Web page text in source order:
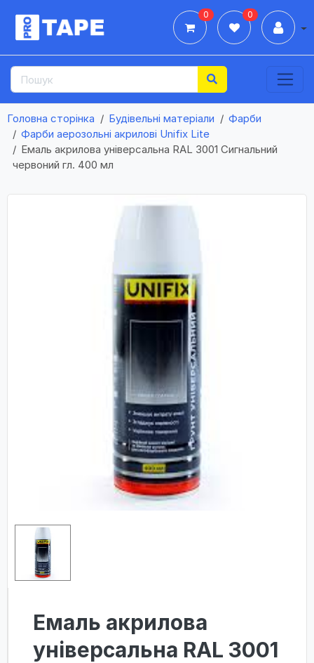
0 0
Головна сторінка Будівельні матеріали
Фарби
Фарби аерозольні акрилові Unifix Lite
Емаль акрилова універсальна RAL 3001 Сигнальний
червоний гл. 400 мл
Емаль акрилова
універсальна RAL 3001